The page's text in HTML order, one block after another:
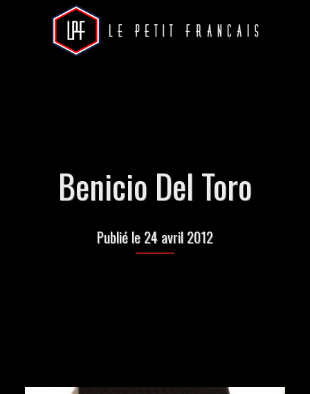
Benicio Del Toro
Publié le 24 avril 2012